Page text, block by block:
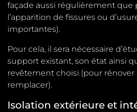
façade aussi régulièrement que
l’apparition de fissures ou
importantes).
Pour cela, il sera nécessaire
support existant, son état ainsi
revêtement choisi (pour rénover
remplacer).
Isolation extérieure et